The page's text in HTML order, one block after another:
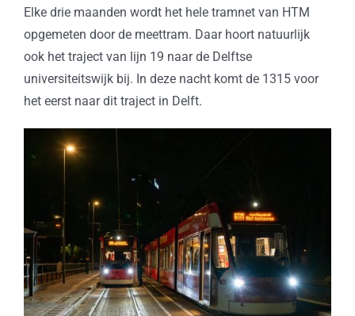
Elke drie maanden wordt het hele tramnet van HTM
opgemeten door de meettram. Daar hoort natuurlijk
ook het traject van lijn 19 naar de Delftse
universiteitswijk bij. In deze nacht komt de 1315 voor
het eerst naar dit traject in Delft.